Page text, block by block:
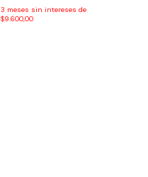
3 meses sin intereses de
$9.600,00